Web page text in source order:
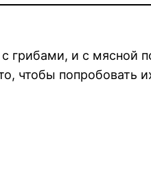
и с мясной
чтобы попробовать